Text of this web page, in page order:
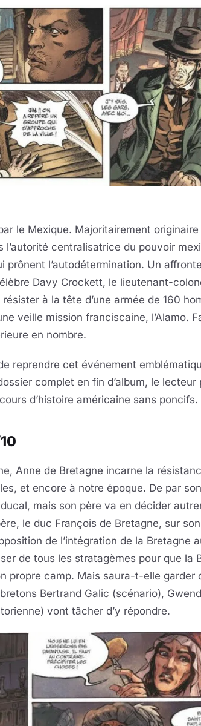
le Mexique. Majoritairement originaire
centralisatrice du pouvoir
prônent l’autodétermination. Un
Davy Crockett, le lieutenant-
à la tête d’une armée de 160
veille mission franciscaine, l’Alamo.
en nombre.
reprendre cet événement
complet en fin d’album, le lecteur
d’histoire américaine sans poncifs.
Anne de Bretagne incarne la
et encore à notre époque. De par
mais son père va en décider
le duc François de Bretagne, sur
de l’intégration de la Bretagne
de tous les stratagèmes pour que la
propre camp. Mais saura-t-elle garder
Bertrand Galic (scénario),
vont tâcher d’y répondre.